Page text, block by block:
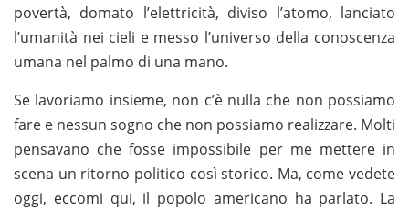
povertà, domato l’elettricità, diviso l’atomo, lanciato
l’umanità nei cieli e messo l’universo della conoscenza
umana nel palmo di una mano.
Se lavoriamo insieme, non c’è nulla che non possiamo
fare e nessun sogno che non possiamo realizzare. Molti
pensavano che fosse impossibile per me mettere in
scena un ritorno politico così storico. Ma, come vedete
oggi, eccomi qui, il popolo americano ha parlato. La